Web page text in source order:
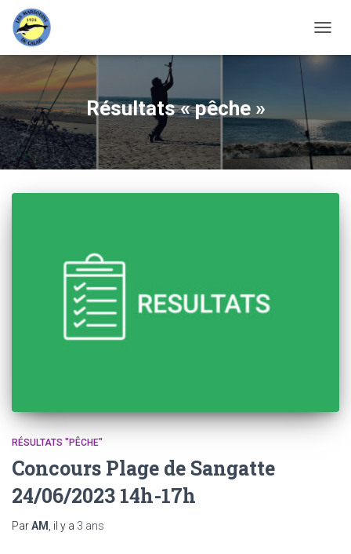
LA
Résultats « pêche »
RÉSULTATS "PÊCHE"
Concours Plage de Sangatte
24/06/2023 14h-17h
ParAM , il y a 3 ans